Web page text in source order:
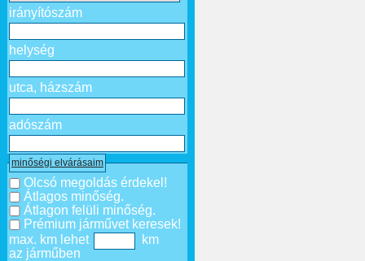
irányítószám
helység
utca, házszám
adószám
minőségi elvárásaim
Olcsó megoldás érdekel!
Átlagos minőség.
Átlagon felüli minőség.
Prémium járművet keresek!
max. km lehet
az járműben
km